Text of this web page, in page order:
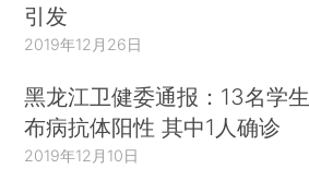
引发
2019年12月26日
黑龙江卫健委通报：13名学生
布病抗体阳性 其中1人确诊
2019年12月10日